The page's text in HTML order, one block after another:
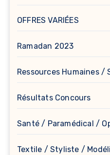
OFFRES VARIÉES
Ramadan 2023
Ressources Humaines
Résultats Concours
Santé / Paramédical /
Textile / Styliste /